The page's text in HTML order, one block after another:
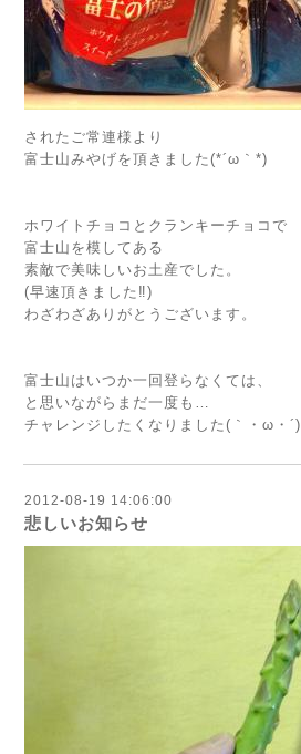
されたご常連様より
富士山みやげを頂きました(*´ω｀*)ゞ
ホワイトチョコとクランキーチョコで
富士山を模してある
素敵で美味しいお土産でした。
(早速頂きました‼)
わざわざありがとうございます。
富士山はいつか一回登らなくては、
と思いながらまだ一度も…
チャレンジしたくなりました(｀・ω・´)
2012-08-19 14:06:00
悲しいお知らせ